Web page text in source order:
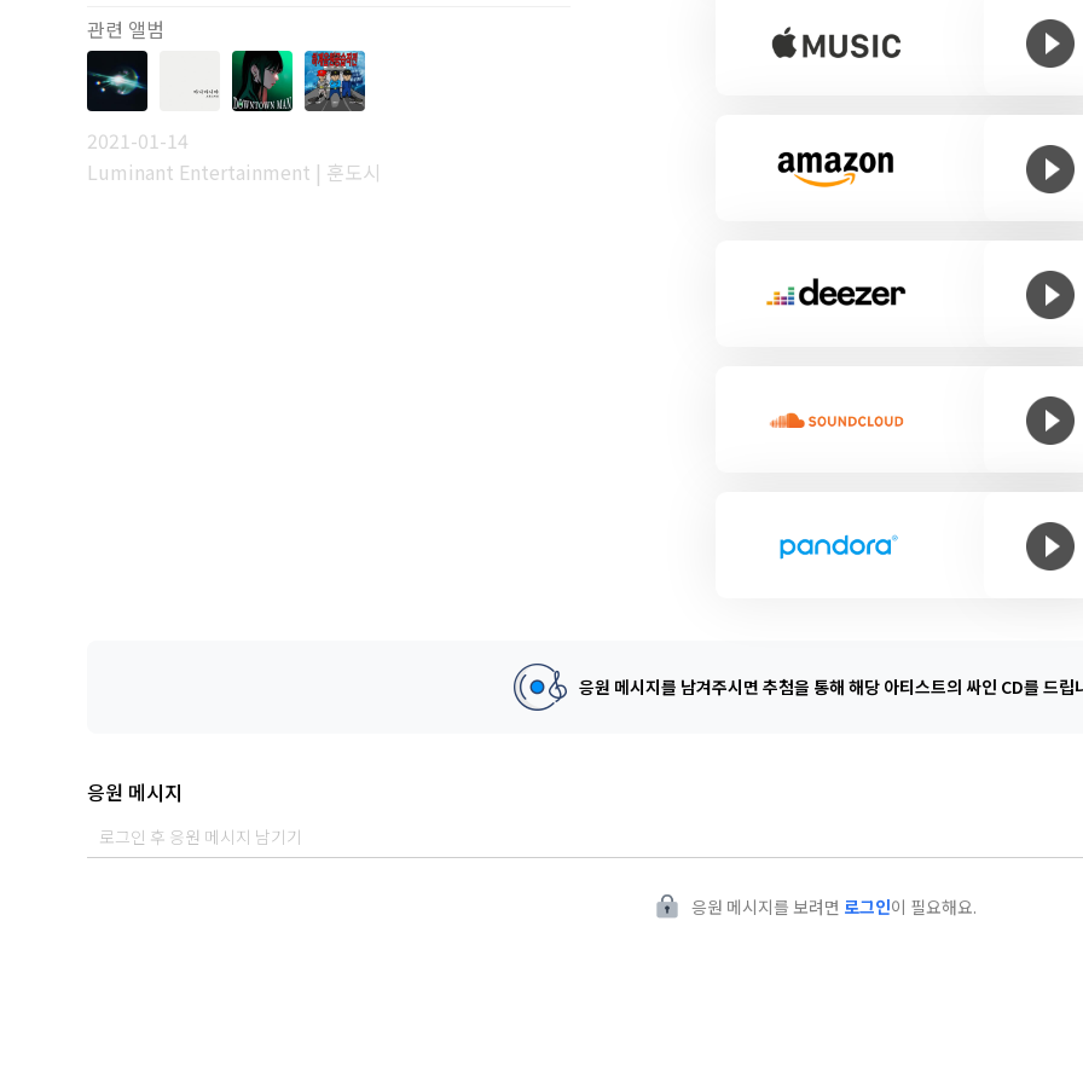
관련 앨범
2021-01-14
Luminant Entertainment | 훈도시
응원 메시지를 남겨주시면 추첨을 통해 해당 아티스트의 싸인 CD를 드립
응원 메시지
응원 메시지를 보려면 로그인이 필요해요.